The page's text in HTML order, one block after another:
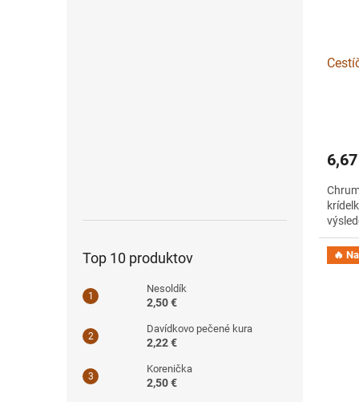
Top 10 produktov
Nesoldík
2,50 €
Davídkovo pečené kura
2,22 €
Korenička
2,50 €
🔥